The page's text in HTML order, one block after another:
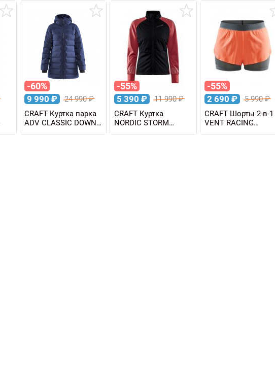
-60%
9 990 ₽ 24 990₽
CRAFT Куртка парка
ADV CLASSIC DOWN
PARKA женская
-55%
5 390 ₽ 11 990₽
CRAFT Куртка
NORDIC STORM
женская
-55%
2 690 ₽ 5 990₽
CRAFT Шорты 2-в-1
VENT RACING
женские уценка